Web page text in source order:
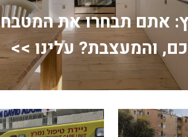
אתם תבחרו את המטבח
והמעצבת? עלינו >>